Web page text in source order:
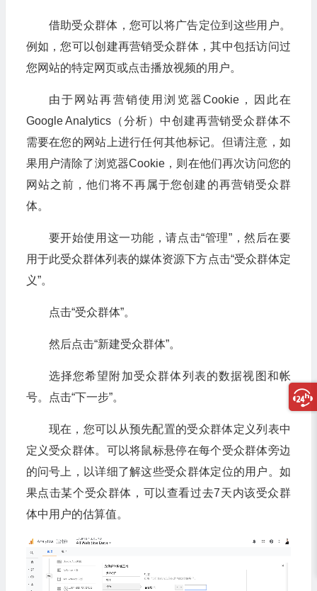
借助受众群体，您可以将广告定位到这些用户。
例如，您可以创建再营销受众群体，其中包括访问过
您网站的特定网页或点击播放视频的用户。
由于网站再营销使用浏览器Cookie，因此在
Google Analytics（分析）中创建再营销受众群体不
需要在您的网站上进行任何其他标记。但请注意，如
果用户清除了浏览器Cookie，则在他们再次访问您的
网站之前，他们将不再属于您创建的再营销受众群
体。
要开始使用这一功能，请点击“管理”，然后在要
用于此受众群体列表的媒体资源下方点击“受众群体定
义”。
点击“受众群体”。
然后点击“新建受众群体”。
选择您希望附加受众群体列表的数据视图和帐
号。点击“下一步”。
现在，您可以从预先配置的受众群体定义列表中
定义受众群体。可以将鼠标悬停在每个受众群体旁边
的问号上，以详细了解这些受众群体定位的用户。如
果点击某个受众群体，可以查看过去7天内该受众群
体中用户的估算值。